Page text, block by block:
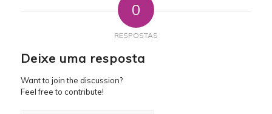
0
RESPOSTAS
Deixe uma resposta
Want to join the discussion?
Feel free to contribute!